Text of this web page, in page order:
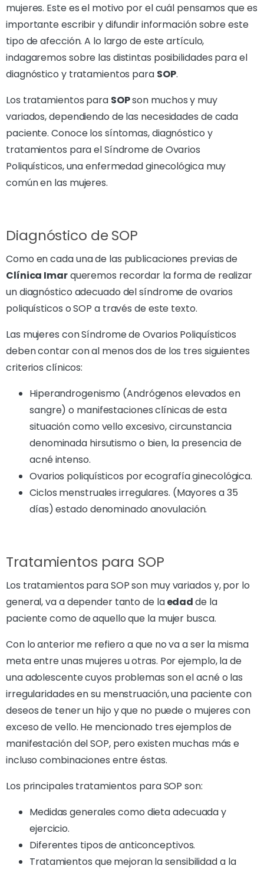
mujeres. Este es el motivo por el cuál pensamos que es
importante escribir y difundir información sobre este
tipo de afección. A lo largo de este artículo,
indagaremos sobre las distintas posibilidades para el
diagnóstico y tratamientos para SOP.
Los tratamientos para SOPson muchos y muy
variados, dependiendo de las necesidades de cada
paciente. Conoce los síntomas, diagnóstico y
tratamientos para el Síndrome de Ovarios
Poliquísticos, una enfermedad ginecológica muy
común en las mujeres.
Diagnóstico de SOP
Como en cada una de las publicaciones previas de
Clínica Imarqueremos recordar la forma de realizar
un diagnóstico adecuado del síndrome de ovarios
poliquísticos o SOP a través de este texto.
Las mujeres con Síndrome de Ovarios Poliquísticos
deben contar con al menos dos de los tres siguientes
criterios clínicos:
Hiperandrogenismo (Andrógenos elevados en
sangre) o manifestaciones clínicas de esta
situación como vello excesivo, circunstancia
denominada hirsutismo o bien, la presencia de
acné intenso.
Ovarios poliquísticos por ecografía ginecológica.
Ciclos menstruales irregulares. (Mayores a 35
días) estado denominado anovulación.
Tratamientos para SOP
Los tratamientos para SOP son muy variados y, por lo
general, va a depender tanto de laedadde la
paciente como de aquello que la mujer busca.
Con lo anterior me refiero a que no va a ser la misma
meta entre unas mujeres u otras. Por ejemplo, la de
una adolescente cuyos problemas son el acné o las
irregularidades en su menstruación, una paciente con
deseos de tener un hijo y que no puede o mujeres con
exceso de vello. He mencionado tres ejemplos de
manifestación del SOP, pero existen muchas más e
incluso combinaciones entre éstas.
Los principales tratamientos para SOP son:
Medidas generales como dieta adecuada y
ejercicio.
Diferentes tipos de anticonceptivos.
Tratamientos que mejoran la sensibilidad a la